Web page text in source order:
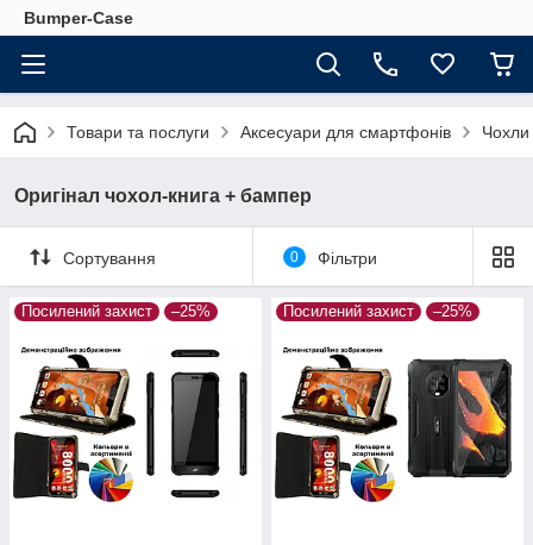
Bumper-Case
Товари та послуги Аксесуари для смартфонів
Оригінал чохол-книга + бампер
Сортування 0 Фільтри
Посилений захист –25% Посилений захист –25%